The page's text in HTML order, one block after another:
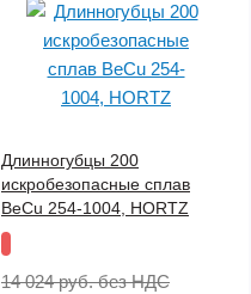
Длинногубцы 200
искробезопасные сплав
BeCu 254-1004, HORTZ
14 024 руб.без НДС